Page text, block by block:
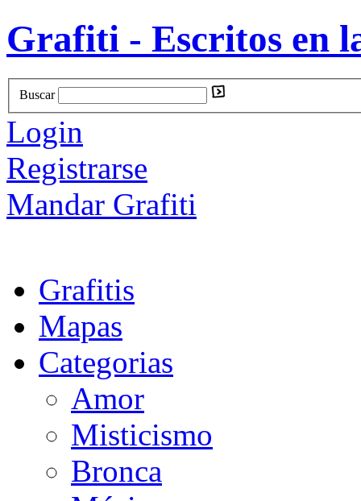
Grafiti - Escritos en
Buscar
Login
Registrarse
Mandar Grafiti
Grafitis
Mapas
Categorias
Amor
Misticismo
Bronca